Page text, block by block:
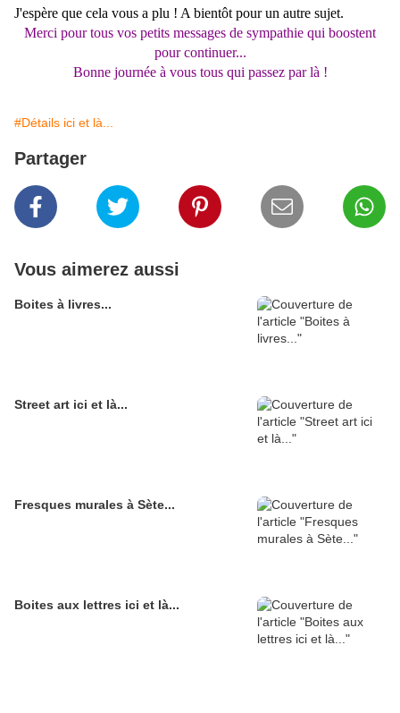
J'espère que cela vous a plu ! A bientôt pour un autre sujet.
Merci pour tous vos petits messages de sympathie qui boostent
pour continuer...
Bonne journée à vous tous qui passez par là !
#Détails ici et là...
Partager
Vous aimerez aussi
Boites à livres...
Street art ici et là...
Fresques murales à Sète...
Boites aux lettres ici et là...